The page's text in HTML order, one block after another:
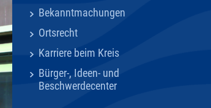
Bekanntmachungen
Ortsrecht
Karriere beim Kreis
Bürger-, Ideen- und
Beschwerdecenter